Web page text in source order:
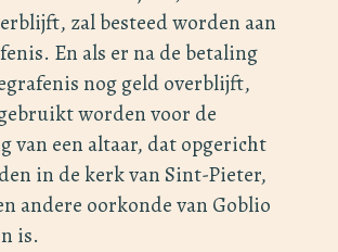
zal besteed worden aan
En als er na de betaling
nog geld overblijft,
worden voor de
van een altaar, dat opgericht
in de kerk van Sint-Pieter,
andere oorkonde van Goblio
is.